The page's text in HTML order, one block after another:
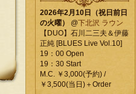
2026年2月10日（祝日前日
の火曜）
@下北沢 ラウン
【DUO】石川二三夫＆伊藤
正純 [BLUES Live Vol.10]
19：00 Open
19：30 Start
M.C. ￥3,000(予約) /
￥3,500(当日)＋Order